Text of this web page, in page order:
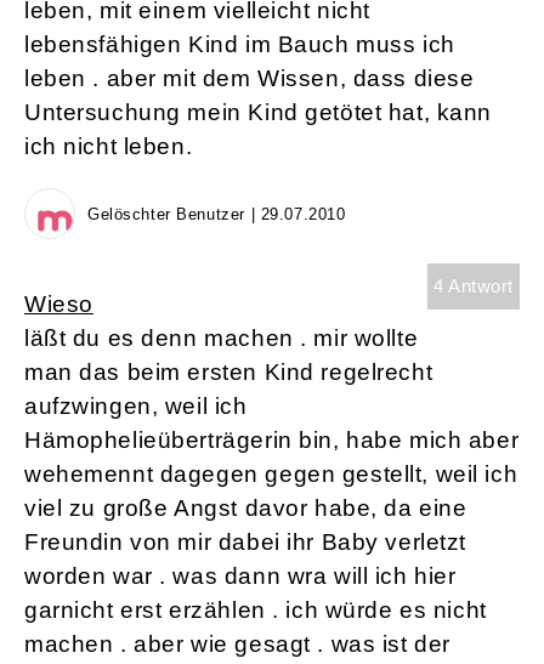
leben, mit einem vielleicht nicht
lebensfähigen Kind im Bauch muss ich
leben . aber mit dem Wissen, dass diese
Untersuchung mein Kind getötet hat, kann
ich nicht leben.
Gelöschter Benutzer | 29.07.2010
4 Antwort
Wieso
läßt du es denn machen . mir wollte
man das beim ersten Kind regelrecht
aufzwingen, weil ich
Hämophelieüberträgerin bin, habe mich aber
wehemennt dagegen gegen gestellt, weil ich
viel zu große Angst davor habe, da eine
Freundin von mir dabei ihr Baby verletzt
worden war . was dann wra will ich hier
garnicht erst erzählen . ich würde es nicht
machen . aber wie gesagt . was ist der